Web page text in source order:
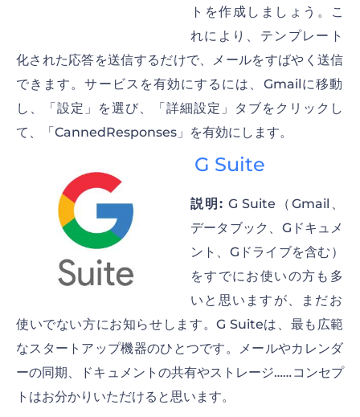
トを作成しましょう。こ
れにより、テンプレート
化された応答を送信するだけで、メールをすばやく送信
できます。サービスを有効にするには、Gmailに移動
し、「設定」を選び、「詳細設定」タブをクリックし
て、「CannedResponses」を有効にします。
G Suite
説明: G Suite（Gmail、
データブック、Gドキュメ
ント、Gドライブを含む）
をすでにお使いの方も多
いと思いますが、まだお
使いでない方にお知らせします。G Suiteは、最も広範
なスタートアップ機器のひとつです。メールやカレンダ
ーの同期、ドキュメントの共有やストレージ……コンセプ
トはお分かりいただけると思います。